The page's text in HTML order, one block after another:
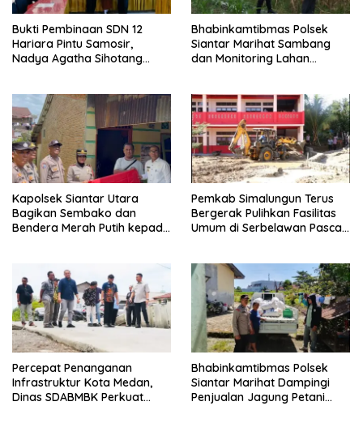
Bukti Pembinaan SDN 12
Hariara Pintu Samosir,
Nadya Agatha Sihotang
Bhabinkamtibmas Polsek
Siantar Marihat Sambang
dan Monitoring Lahan
Kapolsek Siantar Utara
Bagikan Sembako dan
Bendera Merah Putih kepada
Pemkab Simalungun Terus
Bergerak Pulihkan Fasilitas
Umum di Serbelawan Pasca
Percepat Penanganan
Infrastruktur Kota Medan,
Dinas SDABMBK Perkuat
Bhabinkamtibmas Polsek
Siantar Marihat Dampingi
Penjualan Jagung Petani